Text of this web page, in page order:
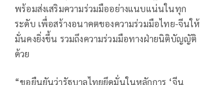
พร้อมส่งเสริมความร่วมมืออย่างแนบแน่นในทุก
ระดับ เพื่อสร้างอนาคตของความร่วมมือไทย-จีนให้
มั่นคงยิ่งขึ้น รวมถึงความร่วมมือทางฝ่ายนิติบัญญัติ
ด้วย
“ขอยืนยันว่ารัฐบาลไทยยึดมั่นในหลักการ ‘จีน